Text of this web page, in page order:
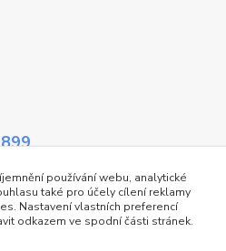
používání webu, analytické
také pro účely cílení reklamy
Nastavení vlastních preferencí
odkazem ve spodní části stránek.